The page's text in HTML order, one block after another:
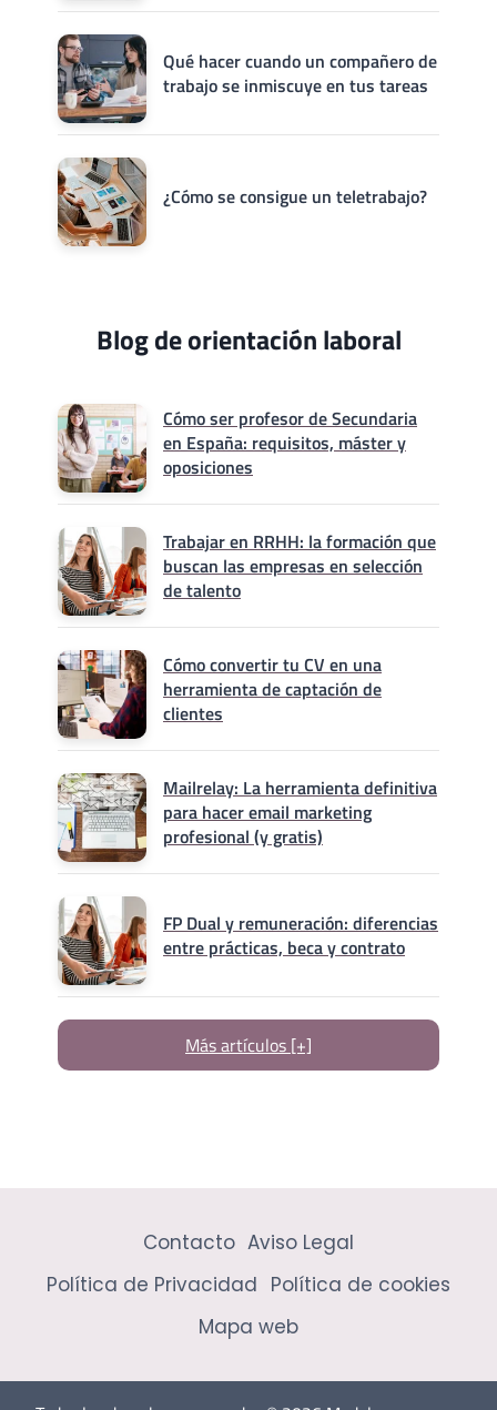
Qué hacer cuando un compañero de
trabajo se inmiscuye en tus tareas
¿Cómo se consigue un teletrabajo?
Blog de orientación laboral
Cómo ser profesor de Secundaria
en España: requisitos, máster y
oposiciones
Trabajar en RRHH: la formación que
buscan las empresas en selección
de talento
Cómo convertir tu CV en una
herramienta de captación de
clientes
Mailrelay: La herramienta definitiva
para hacer email marketing
profesional (y gratis)
FP Dual y remuneración: diferencias
entre prácticas, beca y contrato
Más artículos [+]
Contacto Aviso Legal
Política de Privacidad Política de cookies
Mapa web